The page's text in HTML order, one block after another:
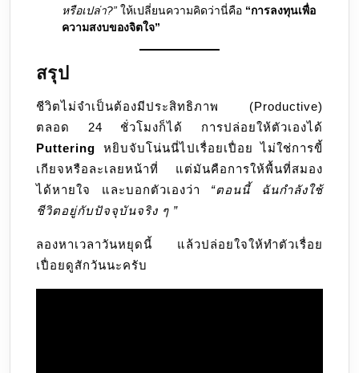
หรือเปล่า?” ให้เปลี่ยนความคิดว่านี่คือ “การลงทุนเพื่อ
ความสงบของจิตใจ”
สรุป
ชีวิตไม่จำเป็นต้องมีประสิทธิภาพ (Productive)
ตลอด 24 ชั่วโมงก็ได้ การปล่อยให้ตัวเองได้
Puttering หยิบจับโน่นนี่ไปเรื่อยเปื่อย ไม่ใช่การขี้
เกียจหรือละเลยหน้าที่ แต่มันคือการให้พื้นที่สมอง
ได้หายใจ และบอกตัวเองว่า “ตอนนี้ ฉันกำลังใช้
ชีวิตอยู่กับปัจจุบันจริง ๆ ”
ลองหาเวลาวันหยุดนี้ แล้วปล่อยใจให้ทำตัวเรื่อย
เปื่อยดูสักวันนะครับ